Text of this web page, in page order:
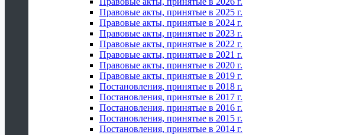
Правовые акты, принятые в 2025 г.
Правовые акты, принятые в 2024 г.
Правовые акты, принятые в 2023 г.
Правовые акты, принятые в 2022 г.
Правовые акты, принятые в 2021 г.
Правовые акты, принятые в 2020 г.
Правовые акты, принятые в 2019 г.
Постановления, принятые в 2018 г.
Постановления, принятые в 2017 г.
Постановления, принятые в 2016 г.
Постановления, принятые в 2015 г.
Постановления, принятые в 2014 г.